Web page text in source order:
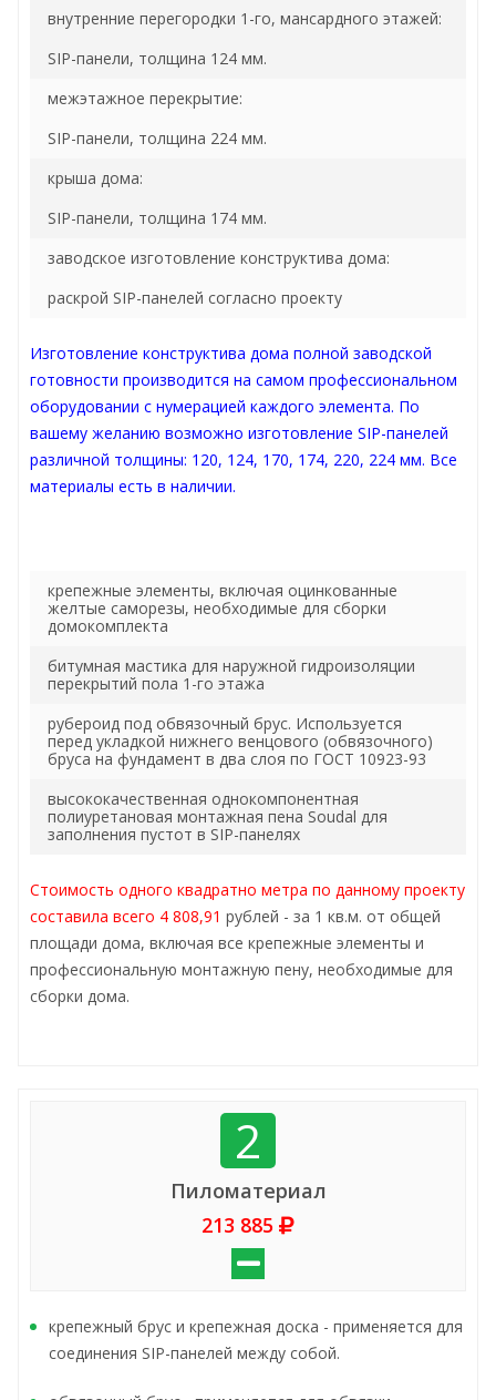
внутренние перегородки 1-го, мансардного этажей:
SIP-панели, толщина 124 мм.
межэтажное перекрытие:
SIP-панели, толщина 224 мм.
крыша дома:
SIP-панели, толщина 174 мм.
заводское изготовление конструктива дома:
раскрой SIP-панелей согласно проекту
Изготовление конструктива дома полной заводской
готовности производится на самом профессиональном
оборудовании с нумерацией каждого элемента. По
вашему желанию возможно изготовление SIP-панелей
различной толщины: 120, 124, 170, 174, 220, 224 мм. Все
материалы есть в наличии.
крепежные элементы, включая оцинкованные
желтые саморезы, необходимые для сборки
домокомплекта
битумная мастика для наружной гидроизоляции
перекрытий пола 1-го этажа
рубероид под обвязочный брус. Используется
перед укладкой нижнего венцового (обвязочного)
бруса на фундамент в два слоя по ГОСТ 10923-93
высококачественная однокомпонентная
полиуретановая монтажная пена Soudal для
заполнения пустот в SIP-панелях
Стоимость одного квадратно метра по данному проекту
составила всего 4 808,91 рублей - за 1 кв.м. от общей
площади дома, включая все крепежные элементы и
профессиональную монтажную пену, необходимые для
сборки дома.
2
Пиломатериал
213 885
крепежный брус и крепежная доска - применяется для
соединения SIP-панелей между собой.